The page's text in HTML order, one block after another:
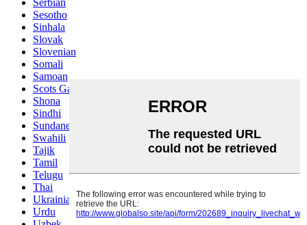
Serbian
Sesotho
Sinhala
Slovak
Slovenian
Somali
Samoan
Scots Gaelic
Shona
Sindhi
Sundanese
Swahili
Tajik
Tamil
Telugu
Thai
Ukrainian
Urdu